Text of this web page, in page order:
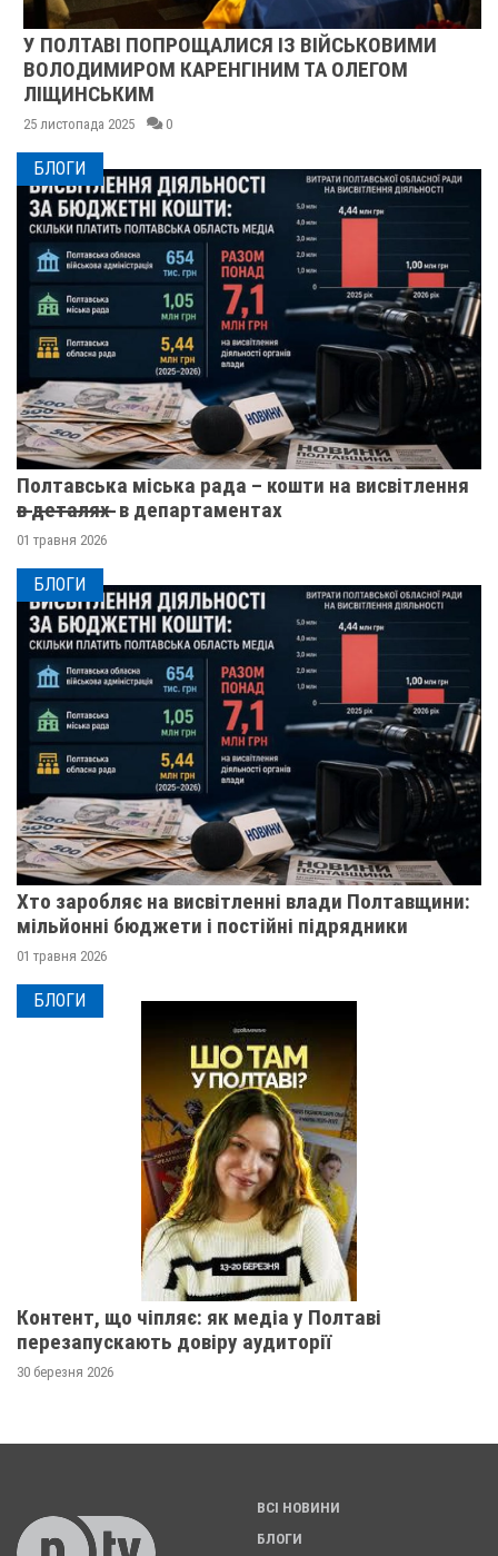
У ПОЛТАВІ ПОПРОЩАЛИСЯ ІЗ ВІЙСЬКОВИМИ
ВОЛОДИМИРОМ КАРЕНГІНИМ ТА ОЛЕГОМ
ЛІЩИНСЬКИМ
25 листопада 2025 0
БЛОГИ
Полтавська міська рада – кошти на висвітлення
в̶ ̶д̶е̶т̶а̶л̶я̶х̶ ̶ в департаментах
01 травня 2026
БЛОГИ
Хто заробляє на висвітленні влади Полтавщини:
мільйонні бюджети і постійні підрядники
01 травня 2026
БЛОГИ
Контент, що чіпляє: як медіа у Полтаві
перезапускають довіру аудиторії
30 березня 2026
ВСІ НОВИНИ
БЛОГИ